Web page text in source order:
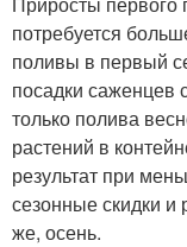
потребуется
поливы в первый
посадки саженцев
только полива
растений в
результат при
сезонные скидки и
же, осень.